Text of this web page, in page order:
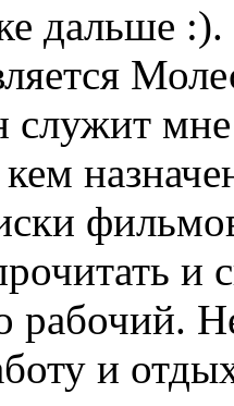
дальше :).
служит
кем
и
рабочий.
и